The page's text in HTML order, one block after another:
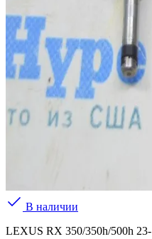
В наличии
LEXUS RX 350/350h/500h 23-